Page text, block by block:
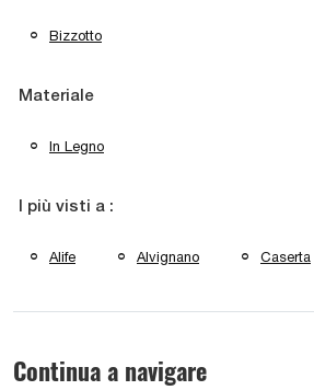
Bizzotto
Materiale
In Legno
I più visti a :
Alife Alvignano Caserta
Continua a navigare